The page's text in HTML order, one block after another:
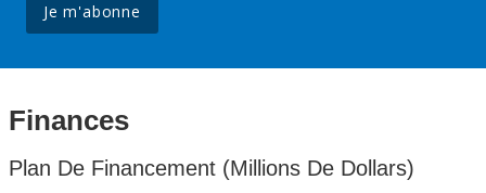
Je m'abonne
Finances
Plan De Financement (Millions De Dollars)